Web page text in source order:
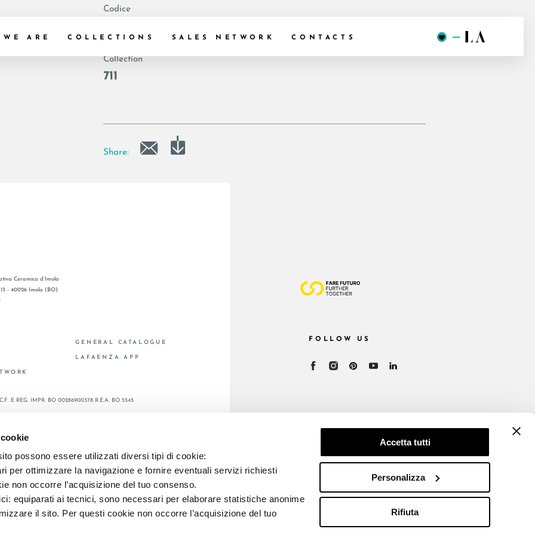
possono essere utilizzati diversi tipi di cookie:
per ottimizzare la navigazione e fornire eventuali servizi richiesti
non occorre l’acquisizione del tuo consenso.
equiparati ai tecnici, sono necessari per elaborare statistiche anonime
il sito. Per questi cookie non occorre l’acquisizione del tuo
Accetta tutti
Personalizza
Rifiuta
WE ARE COLLECTIONS SALES NETWORK CONTACTS
Codice
Collection
711
Share:
Ceramica d’Imola
- 40026 Imola (BO)
GENERAL CATALOGUE
LAFAENZA APP
FOLLOW US
E REG. IMPR. BO 00286900378 R.E.A. BO 5545